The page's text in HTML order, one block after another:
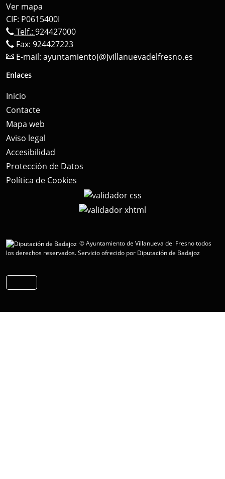
Ver mapa
CIF: P0615400I
Telf.: 924427000
Fax: 924427223
E-mail: ayuntamiento[@]villanuevadelfresno.es
Enlaces
Inicio
Contacte
Mapa web
Aviso legal
Accesibilidad
Protección de Datos
Política de Cookies
© Ayuntamiento de Villanueva del Fresno todos
los derechos reservados.Servicio ofrecido por Diputación de Badajoz